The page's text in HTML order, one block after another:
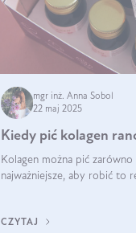
mgr inż. Anna Sobol
22 maj 2025
Kiedy pić kolagen
Kolagen można pić
najważniejsze, aby robić to
CZYTAJ